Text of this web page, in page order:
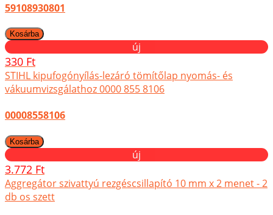
59108930801
új
330 Ft
STIHL kipufogónyílás-lezáró tömítőlap nyomás- és
vákuumvizsgálathoz 0000 855 8106
00008558106
új
3.772 Ft
Aggregátor szivattyú rezgéscsillapító 10 mm x 2 menet - 2
db os szett